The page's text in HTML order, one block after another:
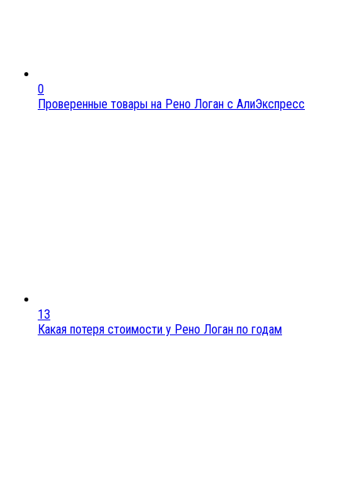
0
Проверенные товары на Рено Логан с АлиЭкспресс
13
Какая потеря стоимости у Рено Логан по годам